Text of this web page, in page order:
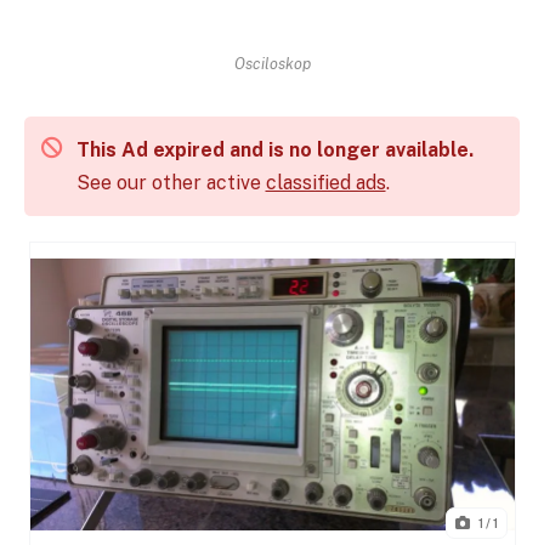
Osciloskop
This Ad expired and is no longer available.
See our other active classified ads.
1 / 1